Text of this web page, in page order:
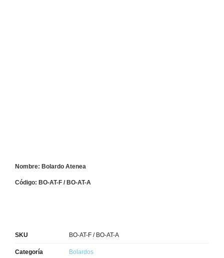
Nombre: Bolardo Atenea
Código: BO-AT-F / BO-AT-A
SKU BO-AT-F / BO-AT-A
Categoría Bolardos